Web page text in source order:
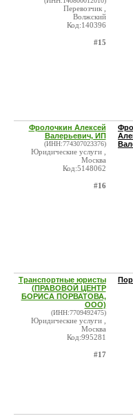
Перевозчик ,
Волжский
Код:140396
#15
Фролочкин Алексей
Валерьевич, ИП
(ИНН:774307023376)
Юридические услуги ,
Москва
Код:5148062
#16
Транспортные юристы
(ПРАВОВОЙ ЦЕНТР
БОРИСА ПОРВАТОВА,
ООО)
(ИНН:7709492475)
Юридические услуги ,
Москва
Код:995281
#17